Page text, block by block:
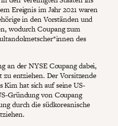
Ereignis im Jahr 2021 waren
in den Vorständen und
wodurch Coupang zum
des
an der NYSE Coupang dabei,
zu entziehen. Der Vorsitzende
Kim hat sich auf seine US-
Gründung von Coupang
durch die südkoreanische